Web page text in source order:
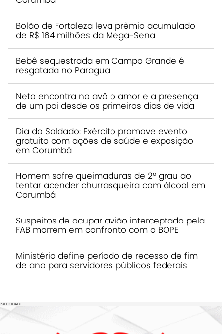
Bolão de Fortaleza leva prêmio acumulado
de R$ 164 milhões da Mega-Sena
Bebê sequestrada em Campo Grande é
resgatada no Paraguai
Neto encontra no avô o amor e a presença
de um pai desde os primeiros dias de vida
Dia do Soldado: Exército promove evento
gratuito com ações de saúde e exposição
em Corumbá
Homem sofre queimaduras de 2º grau ao
tentar acender churrasqueira com álcool em
Corumbá
Suspeitos de ocupar avião interceptado pela
FAB morrem em confronto com o BOPE
Ministério define período de recesso de fim
de ano para servidores públicos federais
PUBLICIDADE